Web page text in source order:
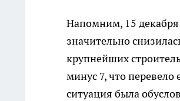
Напомним, 15 декабря
значительно
крупнейших
минус 7, что перевело
ситуация была